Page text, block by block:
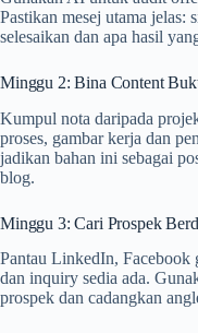
Pastikan mesej utama jelas:
selesaikan dan apa hasil
Minggu 2: Bina Content
Kumpul nota daripada
proses, gambar kerja dan
jadikan bahan ini sebagai
blog.
Minggu 3: Cari Prospek
Pantau LinkedIn, Facebook
dan inquiry sedia ada.
prospek dan cadangkan